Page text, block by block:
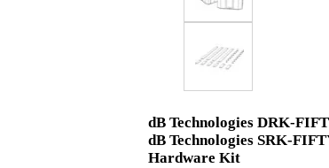
dB Technologies DRK-
dB Technologies SRK-
Hardware Kit